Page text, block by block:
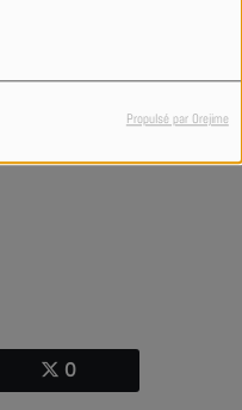
Propulsé par Orejime
0